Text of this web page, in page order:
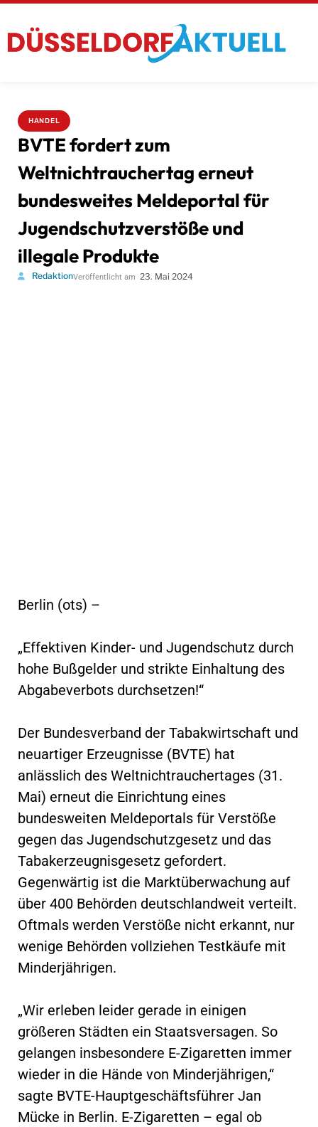
HANDEL
BVTE fordert zum
Weltnichtrauchertag erneut
bundesweites Meldeportal für
Jugendschutzverstöße und
illegale Produkte
RedaktionVeröffentlicht am 23. Mai 2024
Berlin (ots) –
„Effektiven Kinder- und Jugendschutz durch
hohe Bußgelder und strikte Einhaltung des
Abgabeverbots durchsetzen!“
Der Bundesverband der Tabakwirtschaft und
neuartiger Erzeugnisse (BVTE) hat
anlässlich des Weltnichtrauchertages (31.
Mai) erneut die Einrichtung eines
bundesweiten Meldeportals für Verstöße
gegen das Jugendschutzgesetz und das
Tabakerzeugnisgesetz gefordert.
Gegenwärtig ist die Marktüberwachung auf
über 400 Behörden deutschlandweit verteilt.
Oftmals werden Verstöße nicht erkannt, nur
wenige Behörden vollziehen Testkäufe mit
Minderjährigen.
„Wir erleben leider gerade in einigen
größeren Städten ein Staatsversagen. So
gelangen insbesondere E-Zigaretten immer
wieder in die Hände von Minderjährigen,“
sagte BVTE-Hauptgeschäftsführer Jan
Mücke in Berlin. E-Zigaretten – egal ob